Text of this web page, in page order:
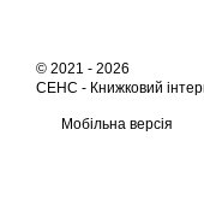
© 2021 - 2026
СЕНС - Книжковий
Мобільна версія